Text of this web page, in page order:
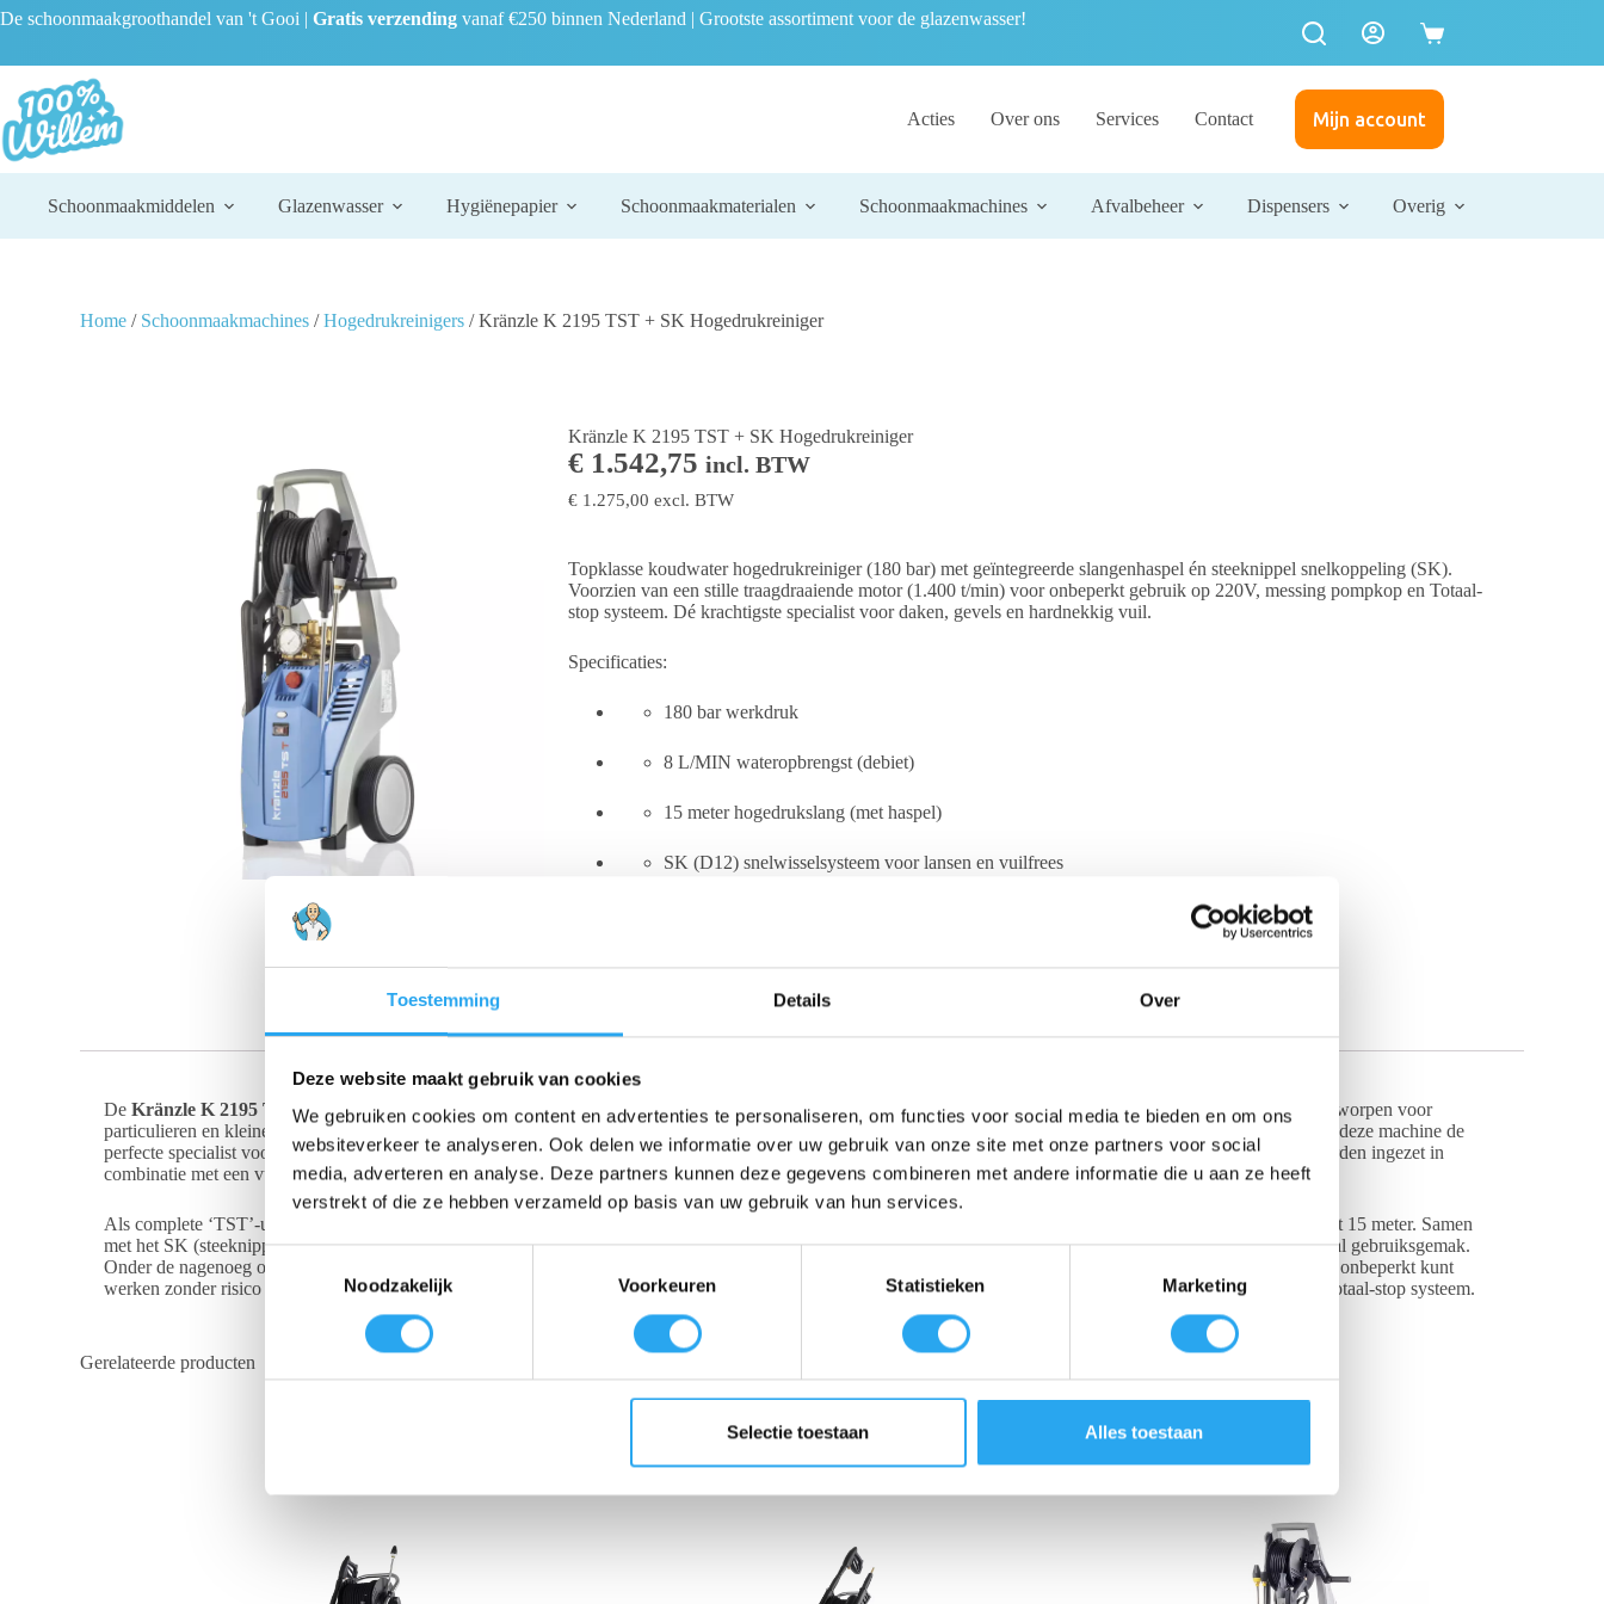
Toestemming Details Over
Deze website maakt gebruik van cookies
We gebruiken cookies om content en advertenties te personaliseren, om functies voor social media te bieden en om ons
websiteverkeer te analyseren. Ook delen we informatie over uw gebruik van onze site met onze partners voor social
media, adverteren en analyse. Deze partners kunnen deze gegevens combineren met andere informatie die u aan ze heeft
verstrekt of die ze hebben verzameld op basis van uw gebruik van hun services.
T
i
Noodzakelijk Voorkeuren Statistieken Marketing
Selectie toestaan Alles toestaan
De schoonmaakgroothandel van 't Gooi | Gratis verzending vanaf €250 binnen Nederland | Grootste assortiment voor de glazenwasser!
Acties Over ons Services Contact Mijn account
Schoonmaakmiddelen Glazenwasser Hygiënepapier Schoonmaakmaterialen Schoonmaakmachines Afvalbeheer Dispensers Overig
Home / Schoonmaakmachines /Hogedrukreinigers / Kränzle K 2195 TST + SK Hogedrukreiniger
Kränzle K 2195 TST + SK Hogedrukreiniger
€ 1.542,75 incl. BTW
€ 1.275,00 excl. BTW
Topklasse koudwater hogedrukreiniger (180 bar) met geïntegreerde slangenhaspel én steeknippel snelkoppeling (SK).
Voorzien van een stille traagdraaiende motor (1.400 t/min) voor onbeperkt gebruik op 220V, messing pompkop en Totaal-
stop systeem. Dé krachtigste specialist voor daken, gevels en hardnekkig vuil.
Specificaties:
180 bar werkdruk
8 L/MIN wateropbrengst (debiet)
15 meter hogedrukslang (met haspel)
SK (D12) snelwisselsysteem voor lansen en vuilfrees
Beschrijving
DeKränzle K 2195 TST + SKbiedt de ultieme combinatie van brute reinigingskracht en maximaal werkcomfort. Deze koudwater hogedrukreiniger is speciaal ontworpen voor
particulieren en kleine professionals die regelmatig en intensief hardnekkig vuil moeten aanpakken. Dankzij de hoge druk en de specifieke druk-debietverhouding is deze machine de
perfecte specialist voor het diepgaand reinigen van daken, gevels, metselwerk en opritten. Voor nog intensievere reinigingsresultaten kan de machine moeiteloos worden ingezet in
combinatie met een vuilfreeslans.
Als complete ‘TST’-uitvoering is deze machine voorzien van een geïntegreerde slangenhaspel inclusief een extra lange, staalversterkte hogedrukslang van maar liefst 15 meter. Samen
met het SK (steeknippel D12) snelwisselsysteem—waarmee u lansen en toebehoren met één klik veilig vergrendelt—geniet u van een enorme actieradius en optimaal gebruiksgemak.
Onder de nagenoeg onverwoestbare Roto-Mold behuizing bevindt zich een betrouwbare, traagdraaiende elektromotor (1.400 T/MIN) op 220V. Dit garandeert dat u onbeperkt kunt
werken zonder risico op oververhitting. De machine is tevens voorzien van een slijtvaste messing pompkop, keramisch beklede plunjers en het energiebesparende Totaal-stop systeem.
Gerelateerde producten